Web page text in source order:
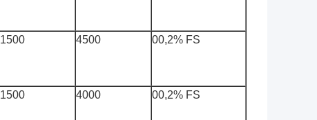
1500 4500 00,2% FS
1500 4000 00,2% FS